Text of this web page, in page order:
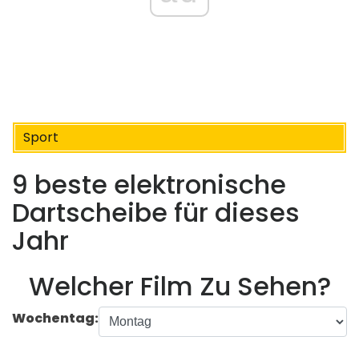
Sport
9 beste elektronische
Dartscheibe für dieses
Jahr
Welcher Film Zu Sehen?
Wochentag: